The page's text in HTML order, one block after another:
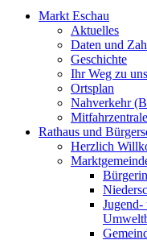
Markt Eschau
Aktuelles
Daten und
Geschichte
Ihr Weg zu uns
Ortsplan
Nahverkehr
Mitfahrzentrale
Rathaus und
Herzlich
Jugend-